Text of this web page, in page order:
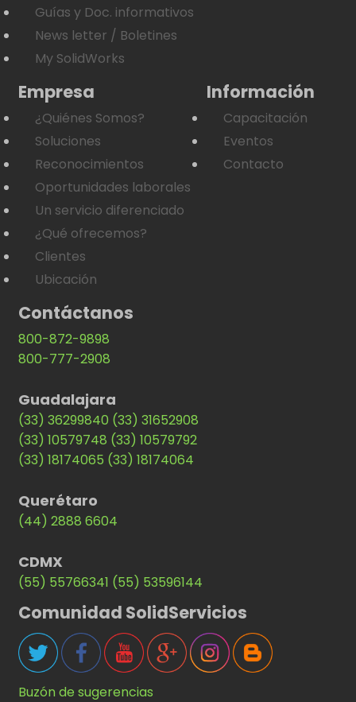
Guías y Doc. informativos
News letter / Boletines
My SolidWorks
Empresa
¿Quiénes Somos?
Soluciones
Reconocimientos
Oportunidades laborales
Un servicio diferenciado
¿Qué ofrecemos?
Clientes
Ubicación
Información
Capacitación
Eventos
Contacto
Contáctanos
800-872-9898
800-777-2908
Guadalajara
(33) 36299840 (33) 31652908
(33) 10579748 (33) 10579792
(33) 18174065 (33) 18174064
Querétaro
(44) 2888 6604
CDMX
(55) 55766341 (55) 53596144
Comunidad SolidServicios
Buzón de sugerencias